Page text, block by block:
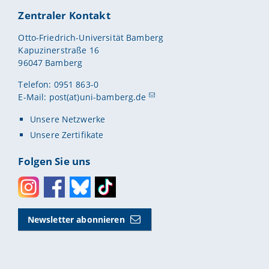
Zentraler Kontakt
Otto-Friedrich-Universität Bamberg
Kapuzinerstraße 16
96047 Bamberg
Telefon: 0951 863-0
E-Mail: post(at)uni-bamberg.de
Unsere Netzwerke
Unsere Zertifikate
Folgen Sie uns
InstagramFacebookBlueskyToktok
Newsletter abonnieren